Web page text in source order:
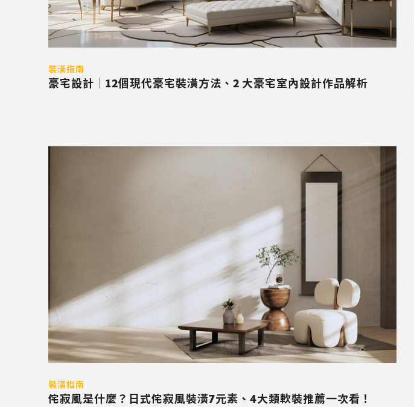
裝潢指南
豪宅設計｜12個現代豪宅裝潢方法、2 大豪宅室內設計作品解析
裝潢指南
侘寂風是什麼？日式侘寂風裝潢7元素、4大類軟裝推薦一次看！